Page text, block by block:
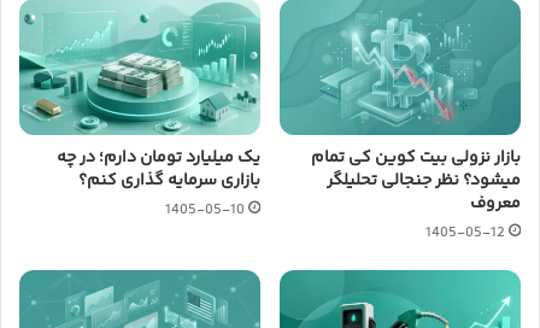
بازار نزولی بیت کوین کی تمام
میشود؟ نظر جنجالی تحلیلگر
معروف
1405-05-12
یک میلیارد تومان دارم؛ در چه
بازاری سرمایه گذاری کنم؟
1405-05-10